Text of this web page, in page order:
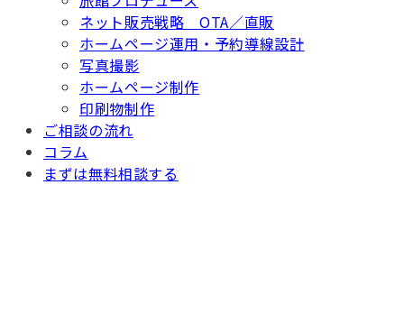
ネット販売戦略 OTA／直販
ホームページ運用・予約導線設計
写真撮影
ホームページ制作
印刷物制作
ご相談の流れ
コラム
まずは無料相談する